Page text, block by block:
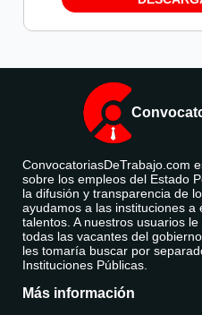
ConvocatoriasDeTrabajo.com
sobre los empleos del Estado
la difusión y transparencia de
ayudamos a las instituciones a
talentos. A nuestros usuarios
todas las vacantes del
les tomaría buscar por
Instituciones Públicas.
Más información